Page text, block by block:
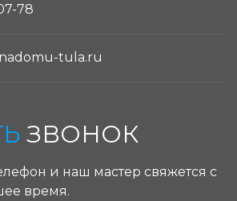
78
tula.ru
ЗВОНОК
и наш мастер свяжется с
время.